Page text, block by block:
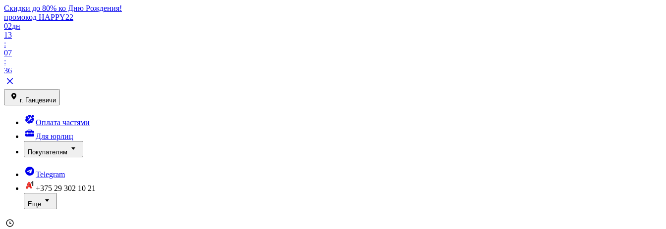
Скидки до 80% ко Дню Рождения!
промокод HAPPY22
02дн
13
:
07
:
36
г. Ганцевичи
Оплата частями
Для юрлиц
Покупателям
Telegram
+375 29 302 10 21
Еще